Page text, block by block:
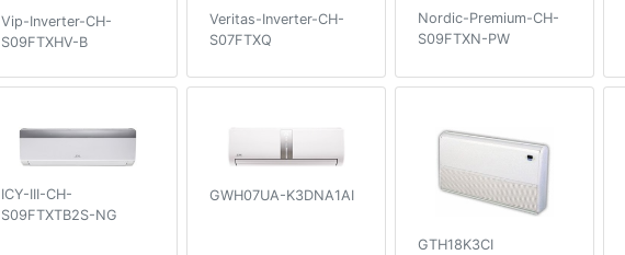
Vip-Inverter-CH-
S09FTXHV-B
Veritas-Inverter-CH-
S07FTXQ
Nordic-Premium-CH-
S09FTXN-PW
ICY-III-CH-
S09FTXTB2S-NG
GWH07UA-K3DNA1AI
GTH18K3CI